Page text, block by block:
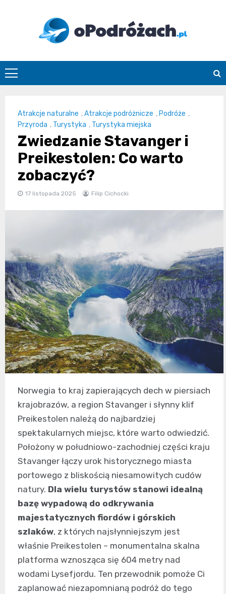
O
Podróżach
Atrakcje naturalne ,Atrakcje podróżnicze , Podróże ,
Przyroda , Turystyka , Turystyka miejska
Zwiedzanie Stavanger i
Preikestolen: Co warto
zobaczyć?
17 listopada 2025 Filip Cichocki
Norwegia to kraj zapierających dech w piersiach
krajobrazów, a region Stavanger i słynny klif
Preikestolen należą do najbardziej
spektakularnych miejsc, które warto odwiedzić.
Położony w południowo-zachodniej części kraju
Stavanger łączy urok historycznego miasta
portowego z bliskością niesamowitych cudów
natury. Dla wielu turystów stanowi idealną
bazę wypadową do odkrywania
majestatycznych fiordów i górskich
szlaków, z których najsłynniejszym jest
właśnie Preikestolen – monumentalna skalna
platforma wznosząca się 604 metry nad
wodami Lysefjordu. Ten przewodnik pomoże Ci
zaplanować niezapomnianą podróż do tego